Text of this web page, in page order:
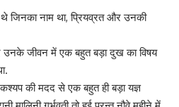
थे जिनका नाम था, प्रियव्रत और उनकी
जीवन में एक बहुत बड़ा दुख का विषय
कश्यप की मदद से एक बहुत ही बड़ा यज्ञ